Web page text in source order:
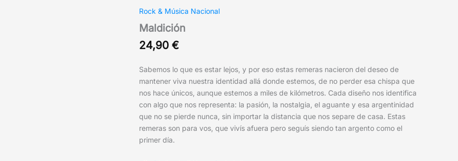
Rock & Música Nacional
Maldición
24,90 €
Sabemos lo que es estar lejos, y por eso estas remeras nacieron del deseo de
mantener viva nuestra identidad allá donde estemos, de no perder esa chispa que
nos hace únicos, aunque estemos a miles de kilómetros. Cada diseño nos identifica
con algo que nos representa: la pasión, la nostalgia, el aguante y esa argentinidad
que no se pierde nunca, sin importar la distancia que nos separe de casa. Estas
remeras son para vos, que vivís afuera pero seguís siendo tan argento como el
primer día.